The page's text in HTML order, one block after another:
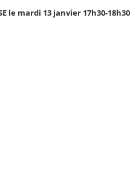
le mardi 13 janvier 17h30-18h30